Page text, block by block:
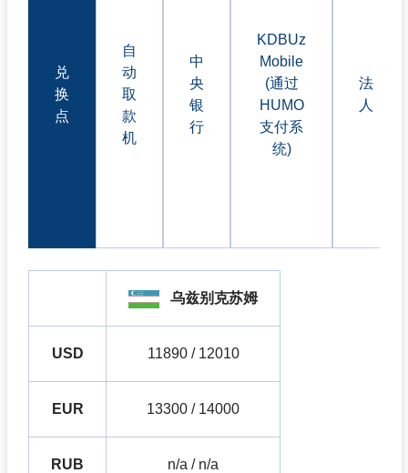
兑
换
点
自
动
取
款
机
中
央
银
行
KDBUz
Mobile
(通过
HUMO
支付系
统)
法
人
乌兹别克苏姆
USD 11890 / 12010
EUR 13300 / 14000
RUB n/a / n/a